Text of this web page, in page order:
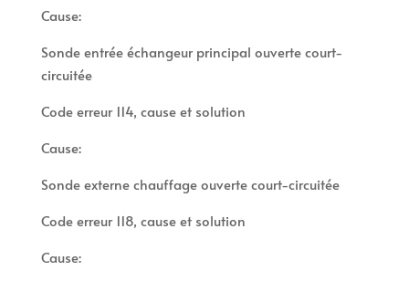
Cause:
Sonde entrée échangeur principal ouverte court-
circuitée
Code erreur 114, cause et solution
Cause:
Sonde externe chauffage ouverte court-circuitée
Code erreur 118, cause et solution
Cause: